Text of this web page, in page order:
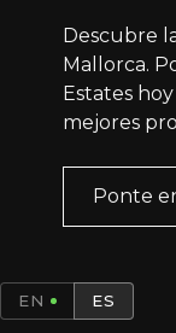
Descubre
Mallorca.
Estates
mejores
Ponte
EN ES